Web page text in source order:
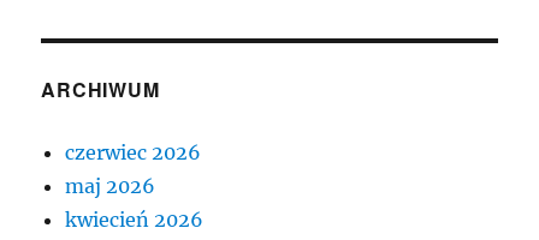
ARCHIWUM
czerwiec 2026
maj 2026
kwiecień 2026